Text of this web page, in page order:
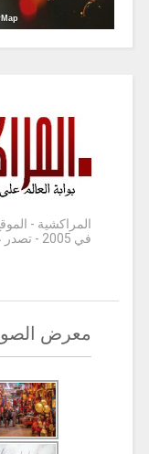
المراكشية -
في 2005 - تصدر عن شركة IMAR MED-SARL
معرض